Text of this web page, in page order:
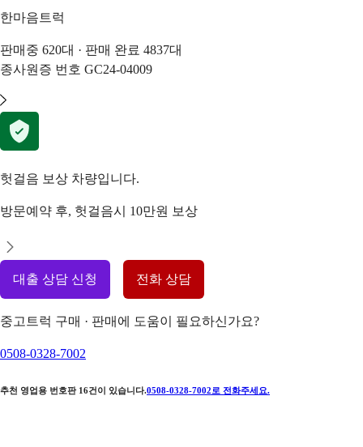
한마음트럭
판매중 620대 · 판매 완료 4837대
종사원증 번호 GC24-04009
헛걸음 보상 차량입니다.
방문예약 후, 헛걸음시 10만원 보상
대출 상담 신청 전화 상담
중고트럭 구매 · 판매에 도움이 필요하신가요?
0508-0328-7002
추천 영업용 번호판 16건이 있습니다.0508-0328-7002 로 전화주세요.